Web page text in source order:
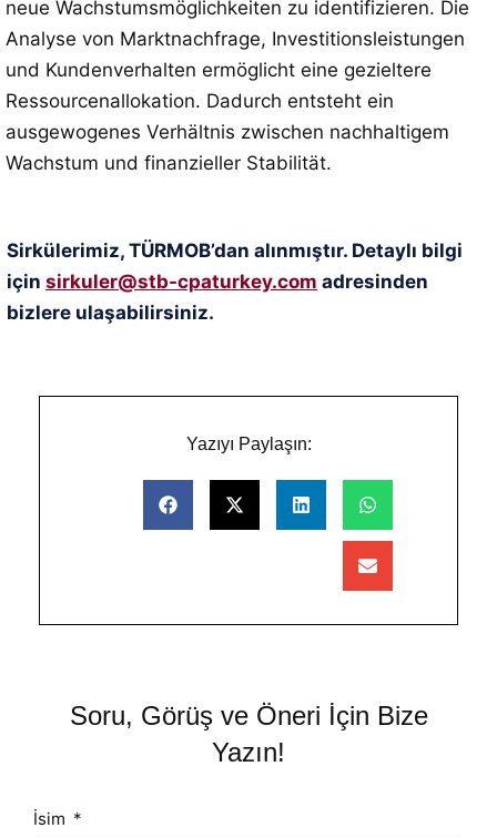
neue Wachstumsmöglichkeiten zu identifizieren. Die
Analyse von Marktnachfrage, Investitionsleistungen
und Kundenverhalten ermöglicht eine gezieltere
Ressourcenallokation. Dadurch entsteht ein
ausgewogenes Verhältnis zwischen nachhaltigem
Wachstum und finanzieller Stabilität.
Sirkülerimiz, TÜRMOB’dan alınmıştır. Detaylı bilgi
için sirkuler@stb-cpaturkey.com adresinden
bizlere ulaşabilirsiniz.
Yazıyı Paylaşın:
Soru, Görüş ve Öneri İçin Bize
Yazın!
İsim